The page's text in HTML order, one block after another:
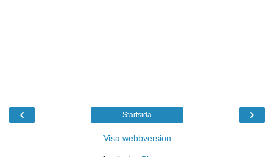
‹ ›
Startsida
Visa webbversion